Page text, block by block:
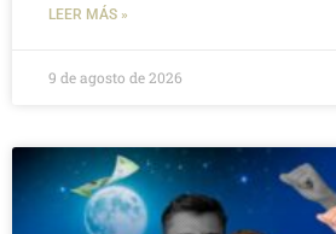
LEER MÁS »
9 de agosto de 2026